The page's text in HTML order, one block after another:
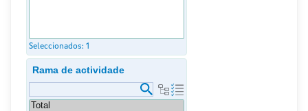
Seleccionados: 1
Rama de actividade